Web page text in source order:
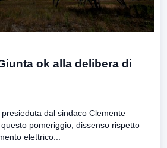
ok alla delibera di
dal sindaco Clemente
pomeriggio, dissenso rispetto
elettrico...